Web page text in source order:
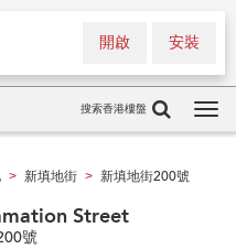
安裝
開啟
搜索香港樓盤
> 新填地街 > 新填地街200號
Street
號